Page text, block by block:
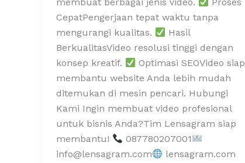
CepatPengerjaan tepat waktu tanpa
mengurangi kualitas.
Hasil
BerkualitasVideo resolusi tinggi dengan
konsep kreatif.
Optimasi SEOVideo siap
membantu website Anda lebih mudah
ditemukan di mesin pencari. Hubungi
Kami Ingin membuat video profesional
untuk bisnis Anda?Tim Lensagram siap
membantu!
087780207001
info@lensagram.com
lensagram.com